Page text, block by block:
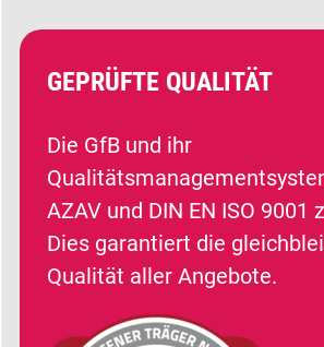
GEPRÜFTE QUALITÄT
Die GfB und ihr
AZAV und DIN EN ISO 9001
Dies garantiert die
Qualität aller Angebote.